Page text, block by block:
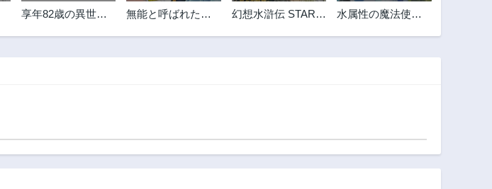
享年82歳の異世界
で無双します〜
無能と呼ばれた
界では伝説的ヒー
幻想水滸伝 STAR
水属性の魔法使い